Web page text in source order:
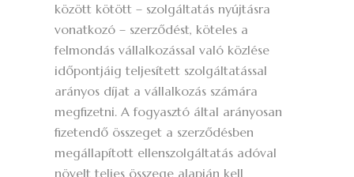
között kötött – szolgáltatás nyújtásra
vonatkozó – szerződést, köteles a
felmondás vállalkozással való közlése
időpontjáig teljesített szolgáltatással
arányos díjat a vállalkozás számára
megfizetni. A fogyasztó által arányosan
fizetendő összeget a szerződésben
megállapított ellenszolgáltatás adóval
növelt teljes összege alapján kell